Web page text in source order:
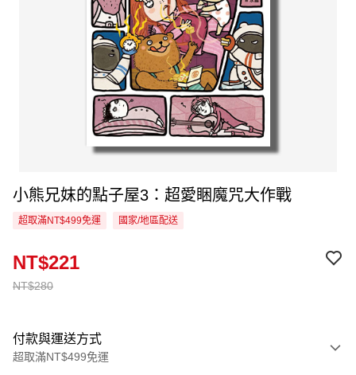
小熊兄妺的點子屋3：超愛睏魔咒大作戰
超取滿NT$499免運 國家/地區配送
NT$280
NT$221
付款與運送方式
超取滿NT$499免運